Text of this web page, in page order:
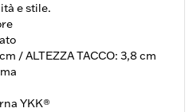
e stile.
/ ALTEZZA TACCO: 3,8 cm
YKK®